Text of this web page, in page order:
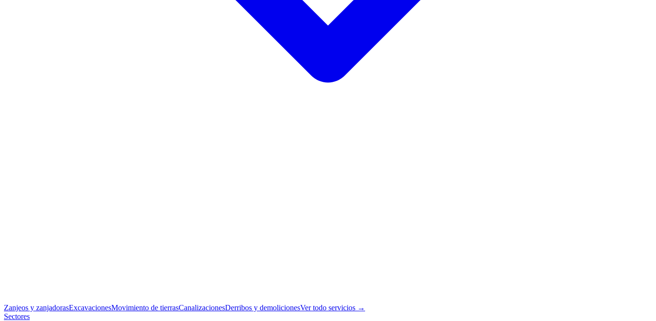
Zanjeos y zanjadorasExcavacionesMovimiento de tierrasCanalizacionesDerribos y demolicionesVer todo servicios →
Sectores